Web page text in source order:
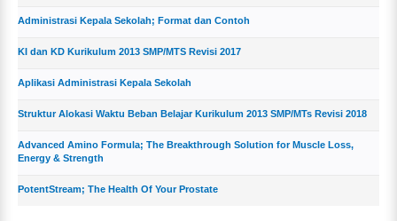
Administrasi Kepala Sekolah; Format dan Contoh
KI dan KD Kurikulum 2013 SMP/MTS Revisi 2017
Aplikasi Administrasi Kepala Sekolah
Struktur Alokasi Waktu Beban Belajar Kurikulum 2013 SMP/MTs Revisi 2018
Advanced Amino Formula; The Breakthrough Solution for Muscle Loss,
Energy & Strength
PotentStream; The Health Of Your Prostate